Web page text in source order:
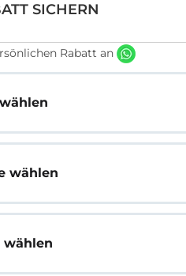
SICHERN
Rabatt an
wählen
wählen